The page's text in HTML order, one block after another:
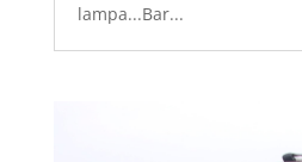
lampa...Bar...